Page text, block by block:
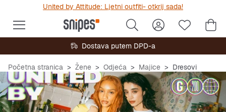
United by Attitude: Ljetni outfiti- otkrij sada!
Dostava putem DPD-a
Početna stranica Žene Odjeća Majice Dresovi